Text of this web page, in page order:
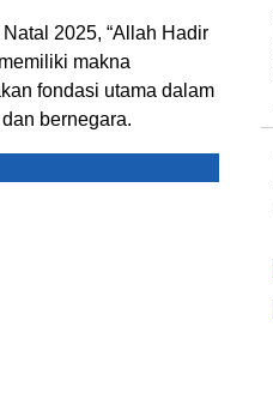
2025, “Allah Hadir
makna
fondasi utama dalam
bernegara.